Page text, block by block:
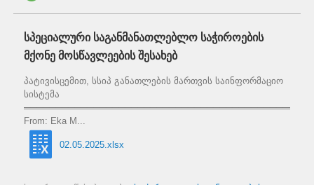
სპეციალური საგანმანათლებლო საჭიროების
მქონე მოსწავლეების შესახებ
პატივისცემით, სსიპ განათლების მართვის საინფორმაციო
სისტემა
From: Eka M...
02.05.2025.xlsx